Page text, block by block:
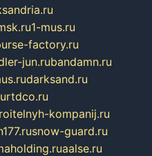
1-mus.ru
factory.ru
jun.rubandamn.ru
darksand.ru
rtdco.ru
kompanij.ru
snow-guard.ru
aalse.ru